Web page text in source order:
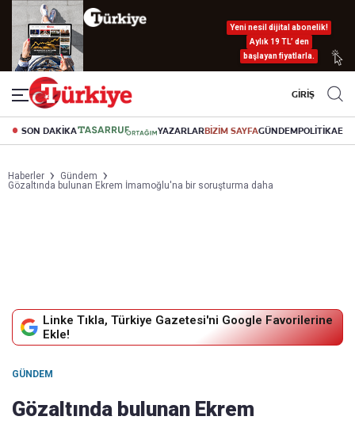
Yeni nesil dijital abonelik!
Aylık 19 TL’ den
başlayan fiyatlarla.
GİRİŞ
SON DAKİKA YAZARLARBİZİM SAYFAGÜNDEMPOLİTİKA
Haberler
Gündem
Gözaltında bulunan Ekrem İmamoğlu'na bir soruşturma daha
Linke Tıkla, Türkiye Gazetesi'ni Google Favorilerine
Ekle!
GÜNDEM
Gözaltında bulunan Ekrem